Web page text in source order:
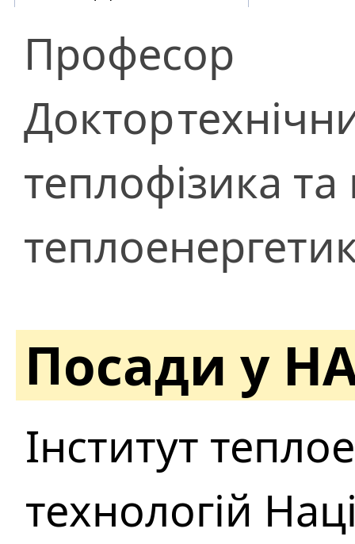
Професор
Доктор
теплофізика
Посади у
Інститут
технологій